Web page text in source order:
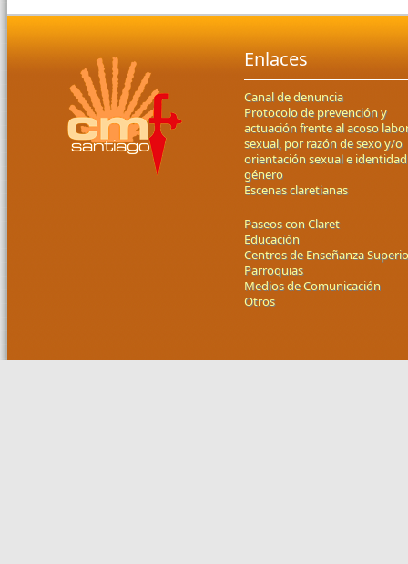
Enlaces
Canal de denuncia
Protocolo de prevención y
actuación frente al acoso
sexual, por razón de sexo y/o
orientación sexual e
género
Escenas claretianas
Paseos con Claret
Educación
Centros de Enseñanza
Parroquias
Medios de Comunicación
Otros